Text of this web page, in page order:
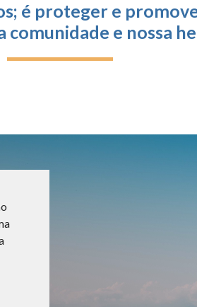
é proteger e
comunidade e nossa